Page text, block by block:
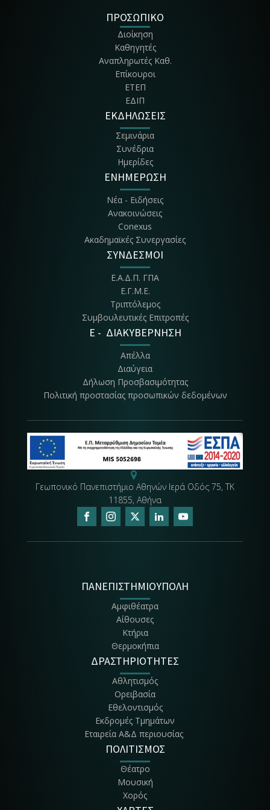
Τμήμα Διοίκησης Συστημάτων Εφοδια-σμού
Τμήμα Διοίκησης, Οικονομίας & Επικοι-νωνίας Πολιτιστικών &
Τουριστικών Μονά-δων - ΔΟΕΠΤΜ
ΠΡΟΣΩΠΙΚΟ
Διοίκηση
Καθηγητές
Αναπληρωτές Καθ.
Επίκουροι
ΕΤΕΠ
ΕΔΙΠ
ΕΚΔΗΛΩΣΕΙΣ
Σεμινάρια
Συνέδρια
Ημερίδες
ΕΝΗΜΕΡΩΣΗ
Νέα - Ειδήσεις
Ανακοινώσεις
Conexus
Ακαδημαϊκές Συνεργασίες
ΣΥΝΔΕΣΜΟΙ
Ε.Α.Δ.Π. ΓΠΑ
Ε.Γ.Μ.Ε.
Τριπτόλεμος
Συμβουλευτικές Επιτροπές
E - ΔΙΑΚΥΒΕΡΝΗΣΗ
Απέλλα
Διαύγεια
Δήλωση Προσβασιμότητας
Πολιτική προστασίας προσωπικών δεδομένων
Γεωπονικό Πανεπιστήμιο Αθηνών Ιερά Οδός 75, ΤΚ
11855, Αθήνα
ΠΑΝΕΠΙΣΤΗΜΙΟΥΠΟΛΗ
Αμφιθέατρα
Αίθουσες
Κτήρια
Θερμοκήπια
ΔΡΑΣΤΗΡΙΟΤΗΤΕΣ
Αθλητισμός
Ορειβασία
Εθελοντισμός
Εκδρομές Τμημάτων
Εταιρεία Α&Δ περιουσίας
ΠΟΛΙΤΙΣΜΟΣ
Θέατρο
Μουσική
Χορός